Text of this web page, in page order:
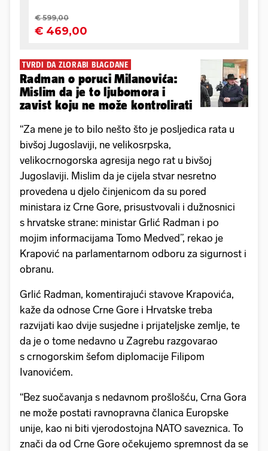
TVRDI DA ZLORABI BLAGDANE
Radman o poruci Milanovića:
Mislim da je to ljubomora i
zavist koju ne može kontrolirati
“Za mene je to bilo nešto što je posljedica rata u
bivšoj Jugoslaviji, ne velikosrpska,
velikocrnogorska agresija nego rat u bivšoj
Jugoslaviji. Mislim da je cijela stvar nesretno
provedena u djelo činjenicom da su pored
ministara iz Crne Gore, prisustvovali i dužnosnici
s hrvatske strane: ministar Grlić Radman i po
mojim informacijama Tomo Medved”, rekao je
Krapović na parlamentarnom odboru za sigurnost i
obranu.
Grlić Radman, komentirajući stavove Krapovića,
kaže da odnose Crne Gore i Hrvatske treba
razvijati kao dvije susjedne i prijateljske zemlje, te
da je o tome nedavno u Zagrebu razgovarao
s crnogorskim šefom diplomacije Filipom
Ivanovićem.
“Bez suočavanja s nedavnom prošlošću, Crna Gora
ne može postati ravnopravna članica Europske
unije, kao ni biti vjerodostojna NATO saveznica. To
znači da od Crne Gore očekujemo spremnost da se